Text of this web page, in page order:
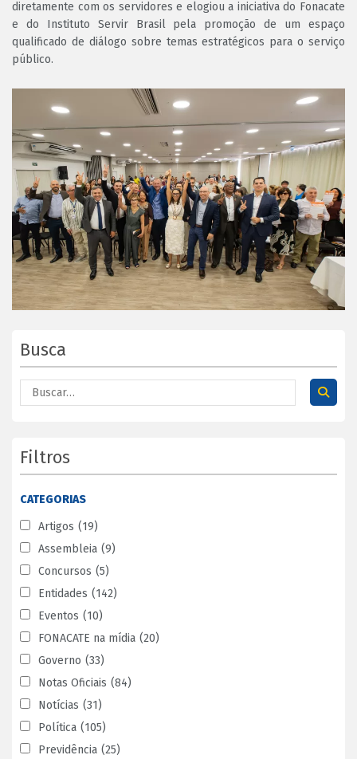
diretamente com os servidores e elogiou a iniciativa do Fonacate
e do Instituto Servir Brasil pela promoção de um espaço
qualificado de diálogo sobre temas estratégicos para o serviço
público.
Busca
Filtros
CATEGORIAS
Artigos (19)
Assembleia (9)
Concursos (5)
Entidades (142)
Eventos (10)
FONACATE na mídia (20)
Governo (33)
Notas Oficiais (84)
Notícias (31)
Política (105)
Previdência (25)